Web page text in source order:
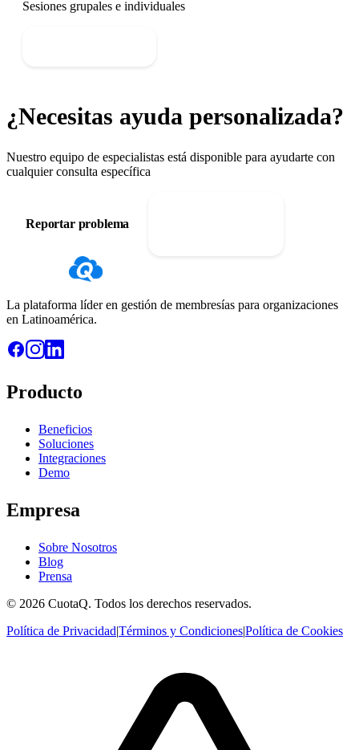
Sesiones grupales e individuales
¿Necesitas ayuda personalizada?
Nuestro equipo de especialistas está disponible para ayudarte con
cualquier consulta específica
Reportar problema
La plataforma líder en gestión de membresías para organizaciones
en Latinoamérica.
Producto
Beneficios
Soluciones
Integraciones
Demo
Empresa
Sobre Nosotros
Blog
Prensa
© 2026 CuotaQ. Todos los derechos reservados.
Política de Privacidad|Términos y Condiciones|Política de Cookies